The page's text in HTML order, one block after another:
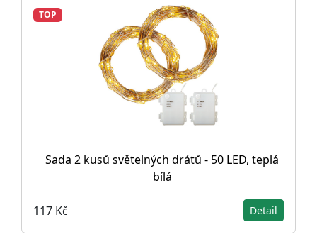
TOP
Sada 2 kusů světelných drátů - 50 LED, teplá
bílá
117 Kč Detail